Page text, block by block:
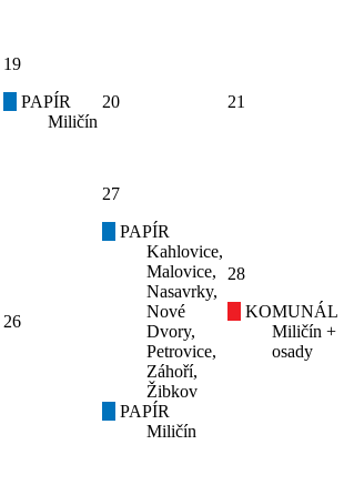
19
PAPÍR
Miličín
20 21
26
27
PAPÍR
Kahlovice,
Malovice,
Nasavrky,
Nové
Dvory,
Petrovice,
Záhoří,
Žibkov
PAPÍR
Miličín
28
KOMUNÁL
Miličín +
osady